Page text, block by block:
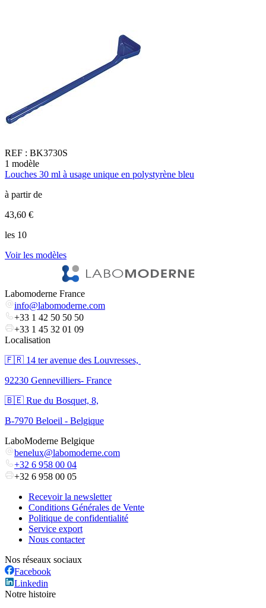
REF : BK3730S
1 modèle
Louches 30 ml à usage unique en polystyrène bleu
à partir de
43,60 €
les 10
Voir les modèles
Labomoderne France
info@labomoderne.com
+33 1 42 50 50 50
+33 1 45 32 01 09
Localisation
🇫🇷 ​14 ter avenue des Louvresses,
92230 Gennevilliers- France
🇧🇪 Rue du Bosquet, 8,
B-7970 Beloeil - Belgique
LaboModerne Belgique
benelux@labomoderne.com
+32 6 958 00 04
+32 6 958 00 05
Recevoir la newsletter
Conditions Générales de Vente
Politique de confidentialité
Service export
Nous contacter
Nos réseaux sociaux
Facebook
Linkedin
Notre histoire